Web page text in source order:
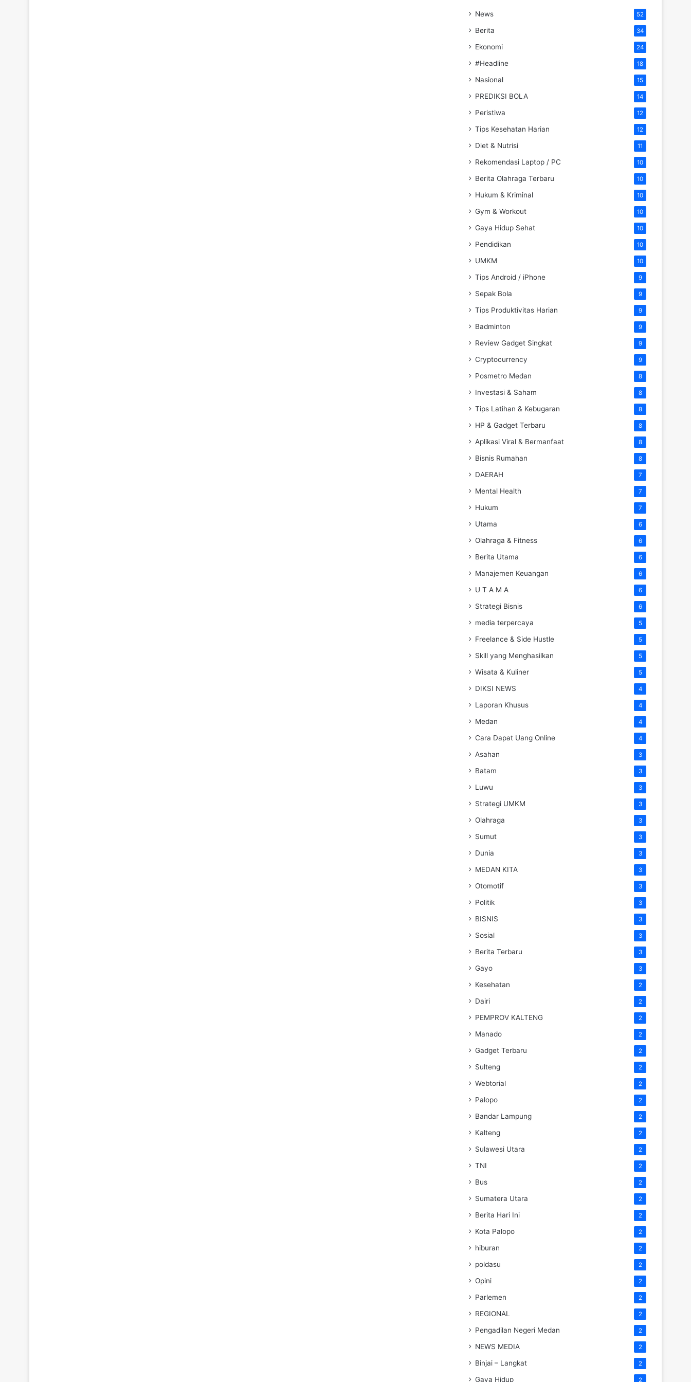
News 52
Berita 34
Ekonomi 24
#Headline 18
Nasional 15
PREDIKSI BOLA 14
Peristiwa 12
Tips Kesehatan Harian 12
Diet & Nutrisi 11
Rekomendasi Laptop / PC 10
Berita Olahraga Terbaru 10
Hukum & Kriminal 10
Gym & Workout 10
Gaya Hidup Sehat 10
Pendidikan 10
UMKM 10
Tips Android / iPhone 9
Sepak Bola 9
Tips Produktivitas Harian 9
Badminton 9
Review Gadget Singkat 9
Cryptocurrency 9
Posmetro Medan 8
Investasi & Saham 8
Tips Latihan & Kebugaran 8
HP & Gadget Terbaru 8
Aplikasi Viral & Bermanfaat 8
Bisnis Rumahan 8
DAERAH 7
Mental Health 7
Hukum 7
Utama 6
Olahraga & Fitness 6
Berita Utama 6
Manajemen Keuangan 6
U T A M A 6
Strategi Bisnis 6
media terpercaya 5
Freelance & Side Hustle 5
Skill yang Menghasilkan 5
Wisata & Kuliner 5
DIKSI NEWS 4
Laporan Khusus 4
Medan 4
Cara Dapat Uang Online 4
Asahan 3
Batam 3
Luwu 3
Strategi UMKM 3
Olahraga 3
Sumut 3
Dunia 3
MEDAN KITA 3
Otomotif 3
Politik 3
BISNIS 3
Sosial 3
Berita Terbaru 3
Gayo 3
Kesehatan 2
Dairi 2
PEMPROV KALTENG 2
Manado 2
Gadget Terbaru 2
Sulteng 2
Webtorial 2
Palopo 2
Bandar Lampung 2
Kalteng 2
Sulawesi Utara 2
TNI 2
Bus 2
Sumatera Utara 2
Berita Hari Ini 2
Kota Palopo 2
hiburan 2
poldasu 2
Opini 2
Parlemen 2
REGIONAL 2
Pengadilan Negeri Medan 2
NEWS MEDIA 2
Binjai – Langkat 2
Gaya Hidup 2